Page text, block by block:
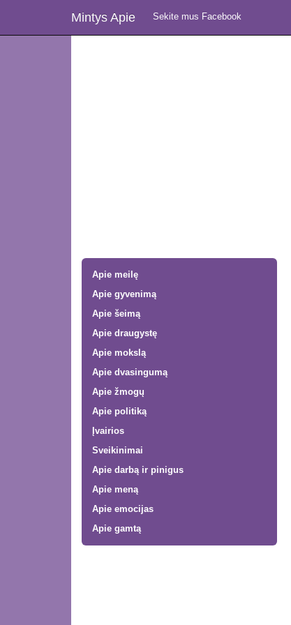
Mintys Apie Sekite mus Facebook
Apie meilę
Apie gyvenimą
Apie šeimą
Apie draugystę
Apie mokslą
Apie dvasingumą
Apie žmogų
Apie politiką
Įvairios
Sveikinimai
Apie darbą ir pinigus
Apie meną
Apie emocijas
Apie gamtą